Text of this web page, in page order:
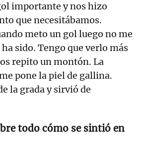
importante y nos hizo
que necesitábamos.
meto un gol luego no me
sido. Tengo que verlo más
repito un montón. La
pone la piel de gallina.
la grada y sirvió de
todo cómo se sintió en